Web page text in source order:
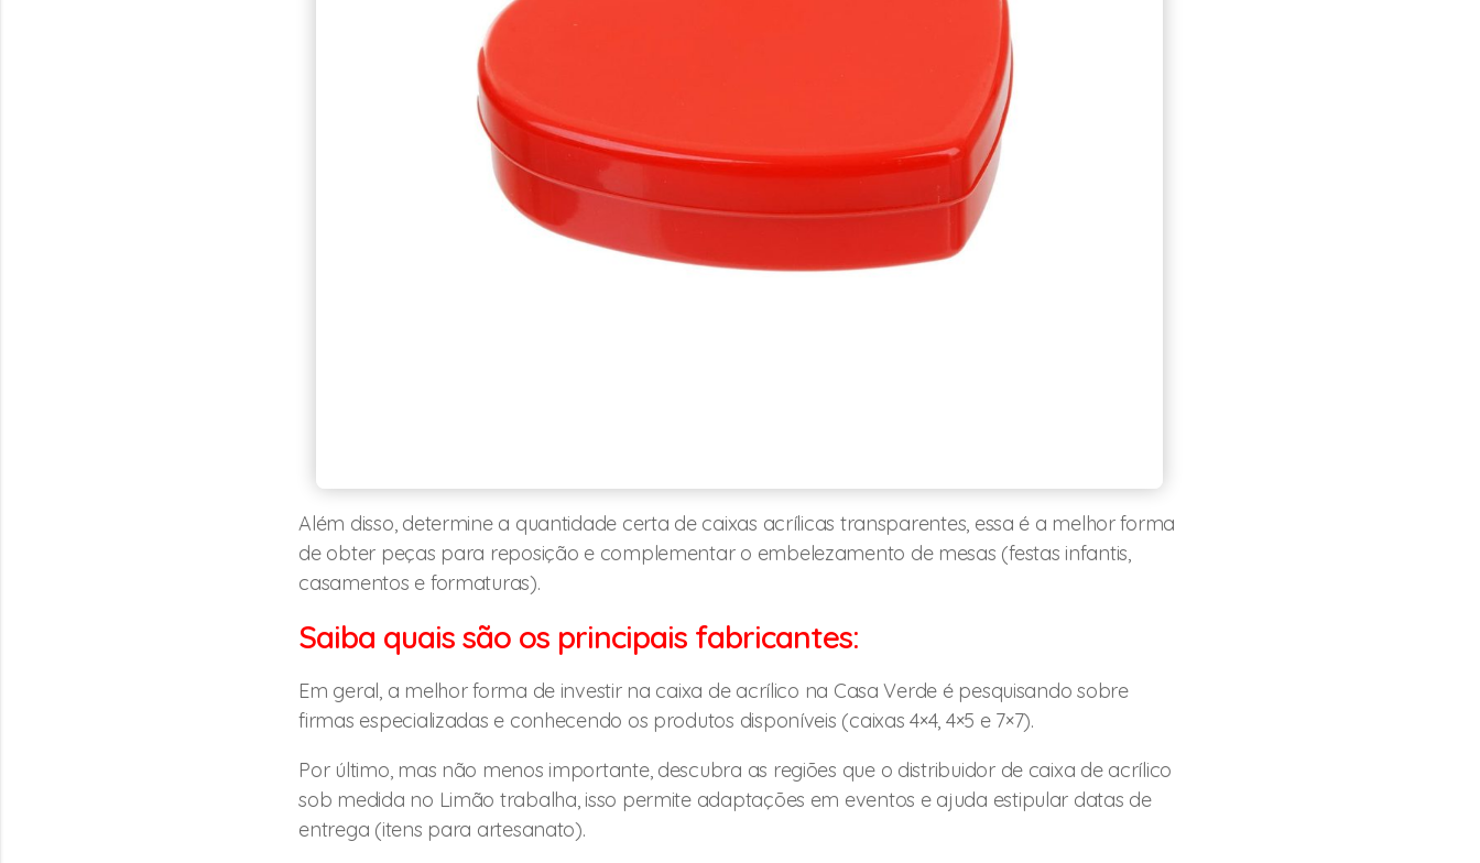
Além disso, determine a quantidade certa de caixas acrílicas transparentes, essa é a melhor forma
de obter peças para reposição e complementar o embelezamento de mesas (festas infantis,
casamentos e formaturas).
Saiba quais são os principais fabricantes:
Em geral, a melhor forma de investir na caixa de acrílico na Casa Verde é pesquisando sobre
firmas especializadas e conhecendo os produtos disponíveis (caixas 4×4, 4×5 e 7×7).
Por último, mas não menos importante, descubra as regiões que o distribuidor de caixa de acrílico
sob medida no Limão trabalha, isso permite adaptações em eventos e ajuda estipular datas de
entrega (itens para artesanato).